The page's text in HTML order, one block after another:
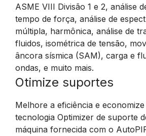
ASME VIII Divisão 1 e 2, análise
tempo de força, análise de
múltipla, harmônica, análise de
fluidos, isométrica de tensão,
âncora sísmica (SAM), carga e
ondas, e muito mais.
Otimize suportes
Melhore a eficiência e
tecnologia Optimizer de suporte
máquina fornecida com o